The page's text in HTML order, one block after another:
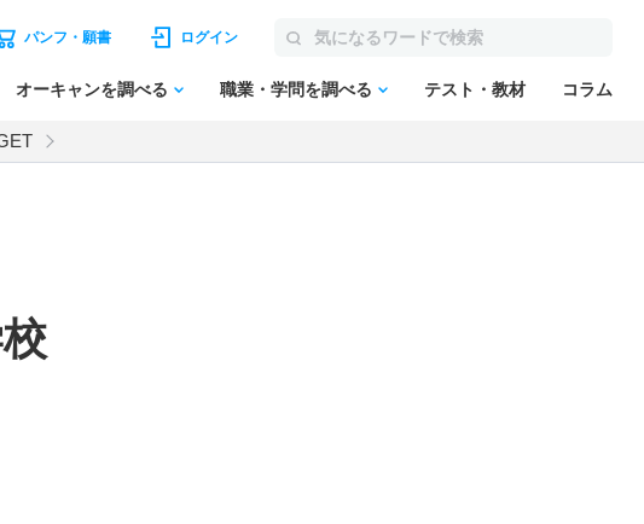
パンフ・願書 ログイン
オーキャンを調べる 職業・学問を調べる テスト・教材 コラム